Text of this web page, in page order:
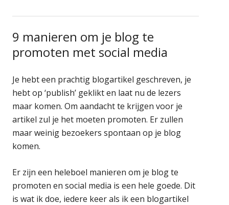
9 manieren om je blog te
promoten met social media
Je hebt een prachtig blogartikel geschreven, je
hebt op ‘publish’ geklikt en laat nu de lezers
maar komen. Om aandacht te krijgen voor je
artikel zul je het moeten promoten. Er zullen
maar weinig bezoekers spontaan op je blog
komen.
Er zijn een heleboel manieren om je blog te
promoten en social media is een hele goede. Dit
is wat ik doe, iedere keer als ik een blogartikel